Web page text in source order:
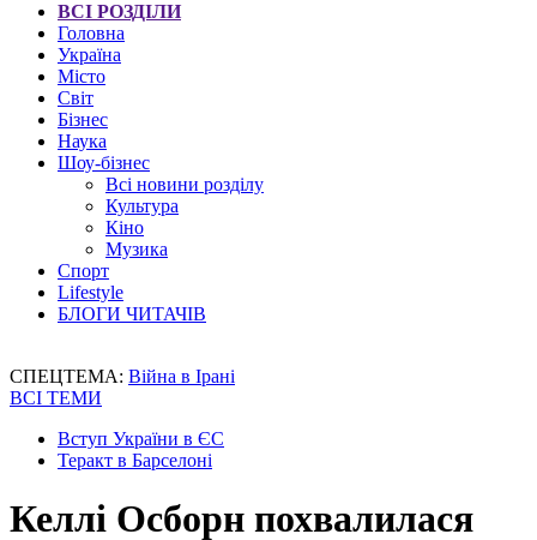
ВСІ РОЗДІЛИ
Головна
Україна
Місто
Світ
Бізнес
Наука
Шоу-бізнес
Всі новини розділу
Культура
Кіно
Музика
Спорт
Lifestyle
БЛОГИ ЧИТАЧІВ
СПЕЦТЕМА: Війна в Ірані
ВСІ ТЕМИ
Вступ України в ЄС
Теракт в Барселоні
Келлі Осборн похвалилася